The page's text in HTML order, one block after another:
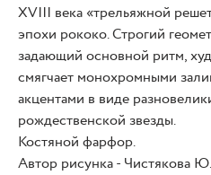
XVIII века «трельяжной
эпохи рококо. Строгий
задающий основной ритм,
смягчает монохромными
акцентами в виде
рождественской звезды.
Костяной фарфор.
Автор рисунка - Чистякова